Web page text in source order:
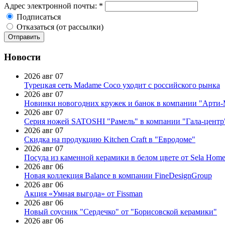
Адрес электронной почты: *
Подписаться
Отказаться (от рассылки)
Новости
2026 авг 07
Турецкая сеть Madame Coco уходит с российского рынка
2026 авг 07
Новинки новогодних кружек и банок в компании
2026 авг 07
Серия ножей SATOSHI "Рамель" в компании "Гала-
2026 авг 07
Скидка на продукцию Kitchen Craft в "Евродоме"
2026 авг 07
Посуда из каменной керамики в белом цвете от Sela Home
2026 авг 06
Новая коллекция Balance в компании FineDesignGroup
2026 авг 06
Акция «Умная выгода» от Fissman
2026 авг 06
Новый соусник "Сердечко" от "Борисовской керамики"
2026 авг 06